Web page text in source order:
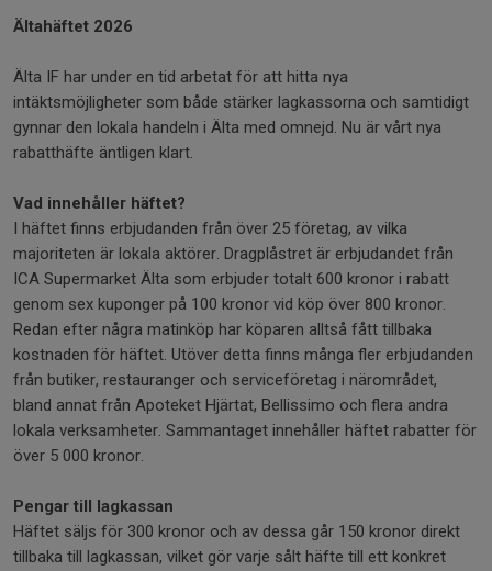
Ältahäftet 2026
Älta IF har under en tid arbetat för att hitta nya
intäktsmöjligheter som både stärker lagkassorna och samtidigt
gynnar den lokala handeln i Älta med omnejd. Nu är vårt nya
rabatthäfte äntligen klart.
Vad innehåller häftet?
I häftet finns erbjudanden från över 25 företag, av vilka
majoriteten är lokala aktörer. Dragplåstret är erbjudandet från
ICA Supermarket Älta som erbjuder totalt 600 kronor i rabatt
genom sex kuponger på 100 kronor vid köp över 800 kronor.
Redan efter några matinköp har köparen alltså fått tillbaka
kostnaden för häftet. Utöver detta finns många fler erbjudanden
från butiker, restauranger och serviceföretag i närområdet,
bland annat från Apoteket Hjärtat, Bellissimo och flera andra
lokala verksamheter. Sammantaget innehåller häftet rabatter för
över 5 000 kronor.
Pengar till lagkassan
Häftet säljs för 300 kronor och av dessa går 150 kronor direkt
tillbaka till lagkassan, vilket gör varje sålt häfte till ett konkret